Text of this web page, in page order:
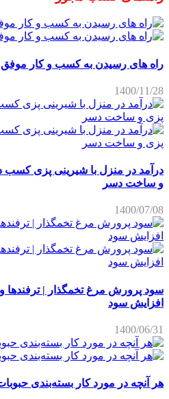
راه های رسیدن به کسب و کار موفق
1400/11/28
درآمد در منزل با شیرینی پزی کسب
و ساخت دسر
1400/07/08
سود پرورش مرغ تخمگذار |
افزایش سود
1400/06/31
هر آنچه در مورد کار بسته‌بندی حبوبات